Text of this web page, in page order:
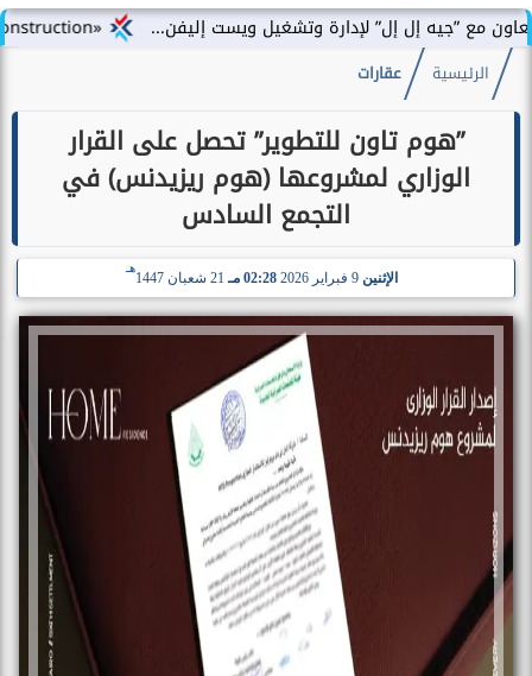
«DAC Construction» تطلق «أركلاين للتطوير العقاري» في مصر وتستعد للإعلان عن محفظة... إل إل” لإدارة وتشغيل ويست إليفن...
الرئيسية عقارات
”هوم تاون للتطوير” تحصل على القرار
الوزاري لمشروعها (هوم ريزيدنس) في
التجمع السادس
الإثنين 9 فبراير 2026 02:28 مـ 21 شعبان 1447
هـ